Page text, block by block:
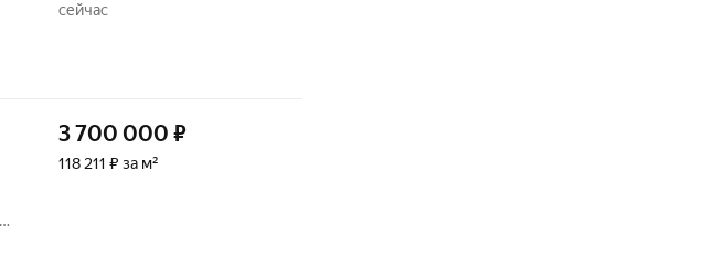
сейчас
3 700 000 ₽
118 211 ₽ за м²